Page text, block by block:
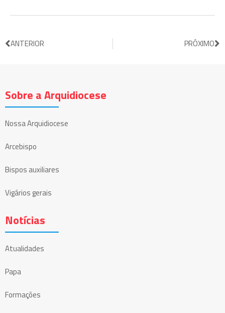
ANTERIOR PRÓXIMO
Sobre a Arquidiocese
Nossa Arquidiocese
Arcebispo
Bispos auxiliares
Vigários gerais
Notícias
Atualidades
Papa
Formações